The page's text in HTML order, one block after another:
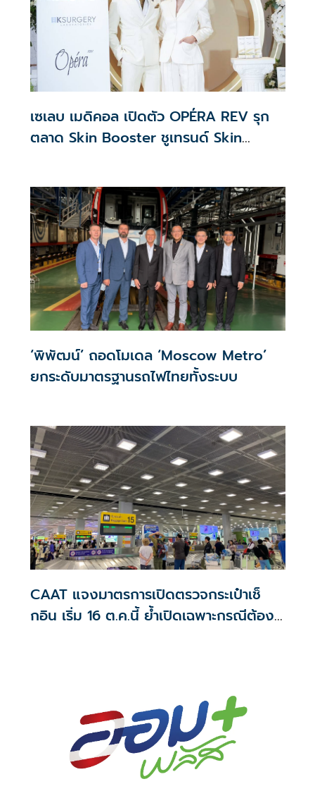
เซเลบ เมดิคอล เปิดตัว OPÉRA REV รุก
ตลาด Skin Booster ชูเทรนด์ Skin
‘พิพัฒน์’ ถอดโมเดล ‘Moscow Metro’
ยกระดับมาตรฐานรถไฟไทยทั้งระบบ
CAAT แจงมาตรการเปิดตรวจกระเป๋าเช็
กอิน เริ่ม 16 ต.ค.นี้ ย้ำเปิดเฉพาะกรณีต้อง